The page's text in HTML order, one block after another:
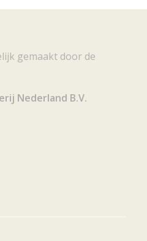
gemaakt door de
Nederland B.V.